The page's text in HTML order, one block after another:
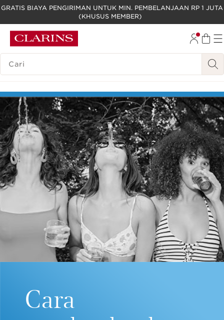
LEWATI KE KONTEN
GO TO FOOTER
GRATIS BIAYA PENGIRIMAN UNTUK MIN. PEMBELANJAAN RP 1 JUTA
(KHUSUS MEMBER)
LEGENDA PENCARIAN
Cara